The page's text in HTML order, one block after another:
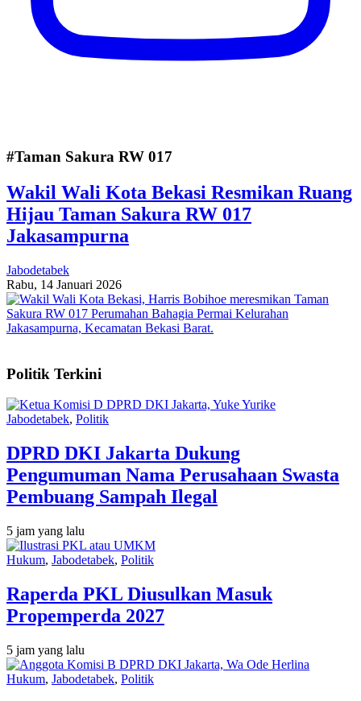
#Taman Sakura RW 017
Wakil Wali Kota Bekasi Resmikan Ruang
Hijau Taman Sakura RW 017
Jakasampurna
Jabodetabek
Rabu, 14 Januari 2026
Politik Terkini
Jabodetabek, Politik
DPRD DKI Jakarta Dukung
Pengumuman Nama Perusahaan Swasta
Pembuang Sampah Ilegal
5 jam yang lalu
Hukum, Jabodetabek, Politik
Raperda PKL Diusulkan Masuk
Propemperda 2027
5 jam yang lalu
Hukum, Jabodetabek, Politik